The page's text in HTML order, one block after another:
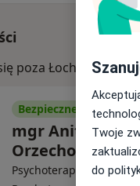
poza Łochowo,
Bezpieczne płatności
mgr Anita
Orzechowska
Psychoterapeuta,
Twoje
do